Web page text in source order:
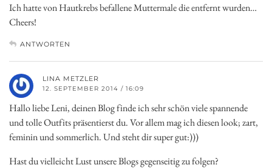
Ich hatte von Hautkrebs befallene Muttermale die entfernt wurden…
Cheers!
ANTWORTEN
LINA METZLER
12. SEPTEMBER 2014 / 16:09
Hallo liebe Leni, deinen Blog finde ich sehr schön viele spannende
und tolle Outfits präsentierst du. Vor allem mag ich diesen look; zart,
feminin und sommerlich. Und steht dir super gut:)))
Hast du vielleicht Lust unsere Blogs gegenseitig zu folgen?